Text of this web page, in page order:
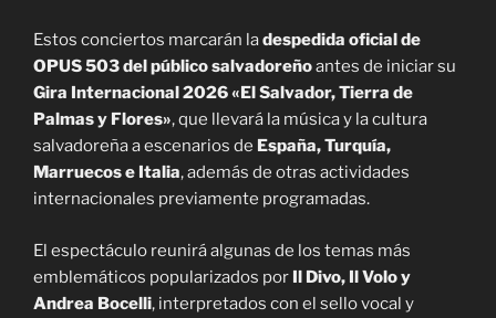
Estos conciertos marcarán ladespedida oficial de
OPUS 503 del público salvadoreñoantes de iniciar su
Gira Internacional 2026 «El Salvador, Tierra de
Palmas y Flores», que llevará la música y la cultura
salvadoreña a escenarios de España, Turquía,
Marruecos e Italia, además de otras actividades
internacionales previamente programadas.
El espectáculo reunirá algunas de los temas más
emblemáticos popularizados por Il Divo, Il Volo y
Andrea Bocelli, interpretados con el sello vocal y